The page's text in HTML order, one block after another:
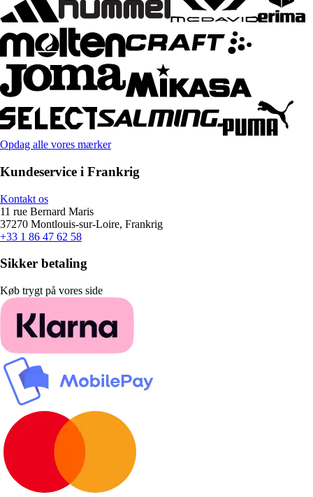
Opdag alle vores mærker
Kundeservice i Frankrig
Kontakt os
11 rue Bernard Maris
37270 Montlouis-sur-Loire, Frankrig
+33 1 86 47 62 58
Sikker betaling
Køb trygt på vores side